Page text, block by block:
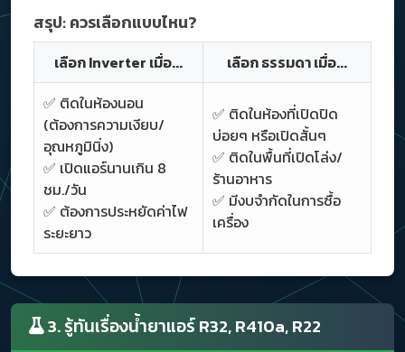
สรุป: ควรเลือกแบบไหน?
เลือก Inverter เมื่อ...
เลือก ธรรมดา เมื่อ...
✅ ติดในห้องนอน
(ต้องการความเงียบ/
อุณหภูมินิ่ง)
✅ เปิดแอร์นานเกิน 8
ชม./วัน
✅ ต้องการประหยัดค่าไฟ
ระยะยาว
✅ ติดในห้องที่เปิดปิด
บ่อยๆ หรือเปิดสั้นๆ
✅ ติดในพื้นที่เปิดโล่ง/
ร้านอาหาร
✅ มีงบจำกัดในการซื้อ
เครื่อง
3. รู้ทันเรื่องน้ำยาแอร์ R32, R410a, R22